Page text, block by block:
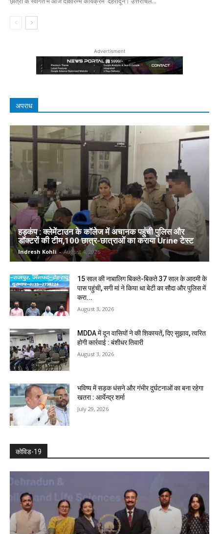
Advertisment
अपराध
हड़कंप : क्लेमेंटाउन के कॉलेज में अचानक पहुंची पुलिस और
डॉक्टरों की टीम,100 छात्र-छात्राओं का कराया Urine टेस्ट
Indresh Kohli - August 4, 2026
15 साल की नाबालिग बिकते-बिकते 37 साल के आदमी के
पास पहुंची, सगी मां ने किया था बेटी का सौदा और पुलिस में
करा...
August 3, 2026
MDDA में दून वासियों ने की शिकायतें, दिए सुझाव, त्वरित
होगी कार्रवाई : बंशीधर तिवारी
August 3, 2026
भविष्य में सड़क धंसने और गंभीर दुर्घटनाओं का बना रहेगा
खतरा : आर्येन्द्र शर्मा
July 29, 2026
कोविड-19